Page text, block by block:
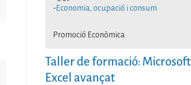
- Economia, ocupació i consum
Promoció Econòmica
Taller de formació: Microsoft
Excel avançat